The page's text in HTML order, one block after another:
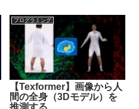
プログラミング
【Texformer】画像から人
間の全身（3Dモデル）を